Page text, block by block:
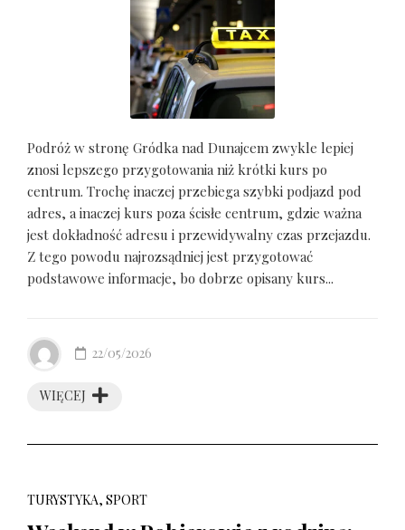
Podróż w stronę Gródka nad Dunajcem zwykle lepiej
znosi lepszego przygotowania niż krótki kurs po
centrum. Trochę inaczej przebiega szybki podjazd pod
adres, a inaczej kurs poza ścisłe centrum, gdzie ważna
jest dokładność adresu i przewidywalny czas przejazdu.
Z tego powodu najrozsądniej jest przygotować
podstawowe informacje, bo dobrze opisany kurs...
WIĘCEJ
22/05/2026
TURYSTYKA, SPORT